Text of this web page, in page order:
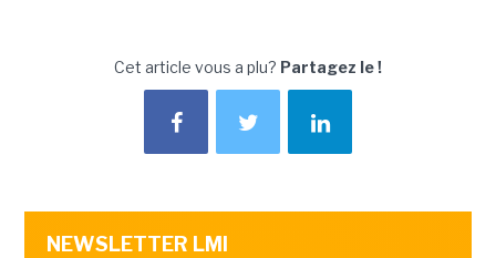
Cet article vous a plu? Partagez le !
NEWSLETTER LMI